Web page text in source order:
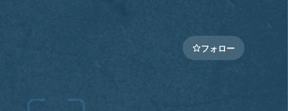
フォロー